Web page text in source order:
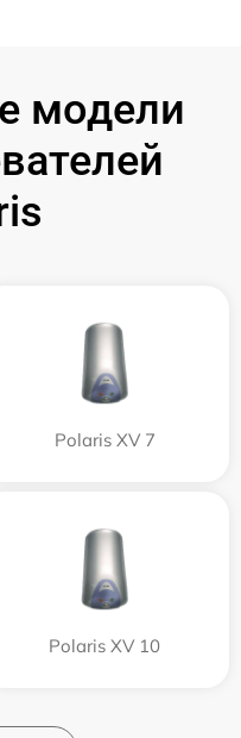
модели
Polaris XV 7
Polaris XV 10